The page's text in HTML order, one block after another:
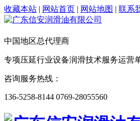
收藏本站 | 网站首页 | 网站地图 | 联系
中国地区总代理商
专项压延行业设备润滑技术服务运营
咨询服务热线：
136-5258-8144 0769-28055560